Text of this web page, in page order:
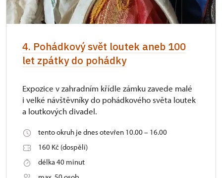
4. Pohádkový svět loutek aneb 100
let zpátky do pohádky
Expozice v zahradním křídle zámku zavede malé
i velké návštěvníky do pohádkového světa loutek
a loutkových divadel.
tento okruh je dnes otevřen 10.00 – 16.00
160 Kč (dospělí)
délka 40 minut